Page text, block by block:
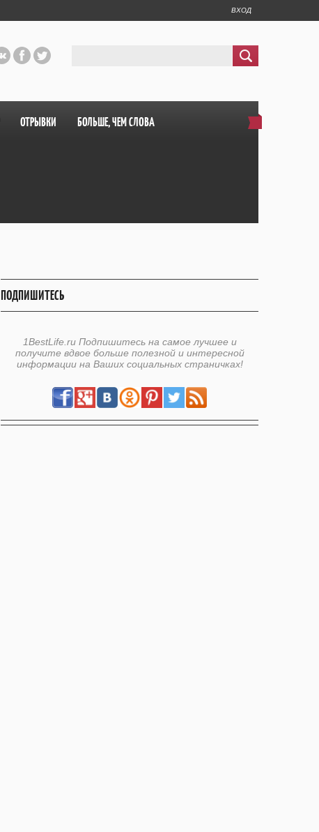
ВХОД
ОТРЫВКИ БОЛЬШЕ, ЧЕМ СЛОВА
ПОДПИШИТЕСЬ
1BestLife.ru Подпишитесь на самое лучшее и
получите вдвое больше полезной и интересной
информации на Ваших социальных страничках!